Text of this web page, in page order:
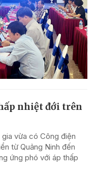
nhiệt đới trên
vừa có Công điện
từ Quảng Ninh đến
ứng phó với áp thấp